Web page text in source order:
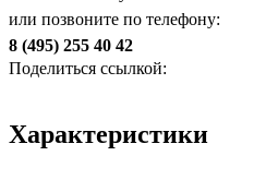
или позвоните по телефону:
8 (495) 255 40 42
Поделиться ссылкой:
Характеристики